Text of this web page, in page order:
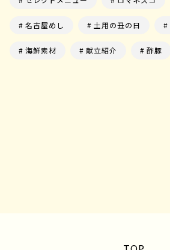
名古屋めし 土用の丑の日
海鮮素材 献立紹介 酢豚